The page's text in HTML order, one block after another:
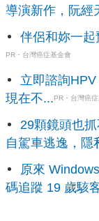
導演新作，阮經
伴侶和妳一起
PR・台灣癌症基金會
立即諮詢
現在不...PR・台灣癌
29顆鏡頭也
自駕車逃逸，隱
原來
碼追蹤 19 歲駭